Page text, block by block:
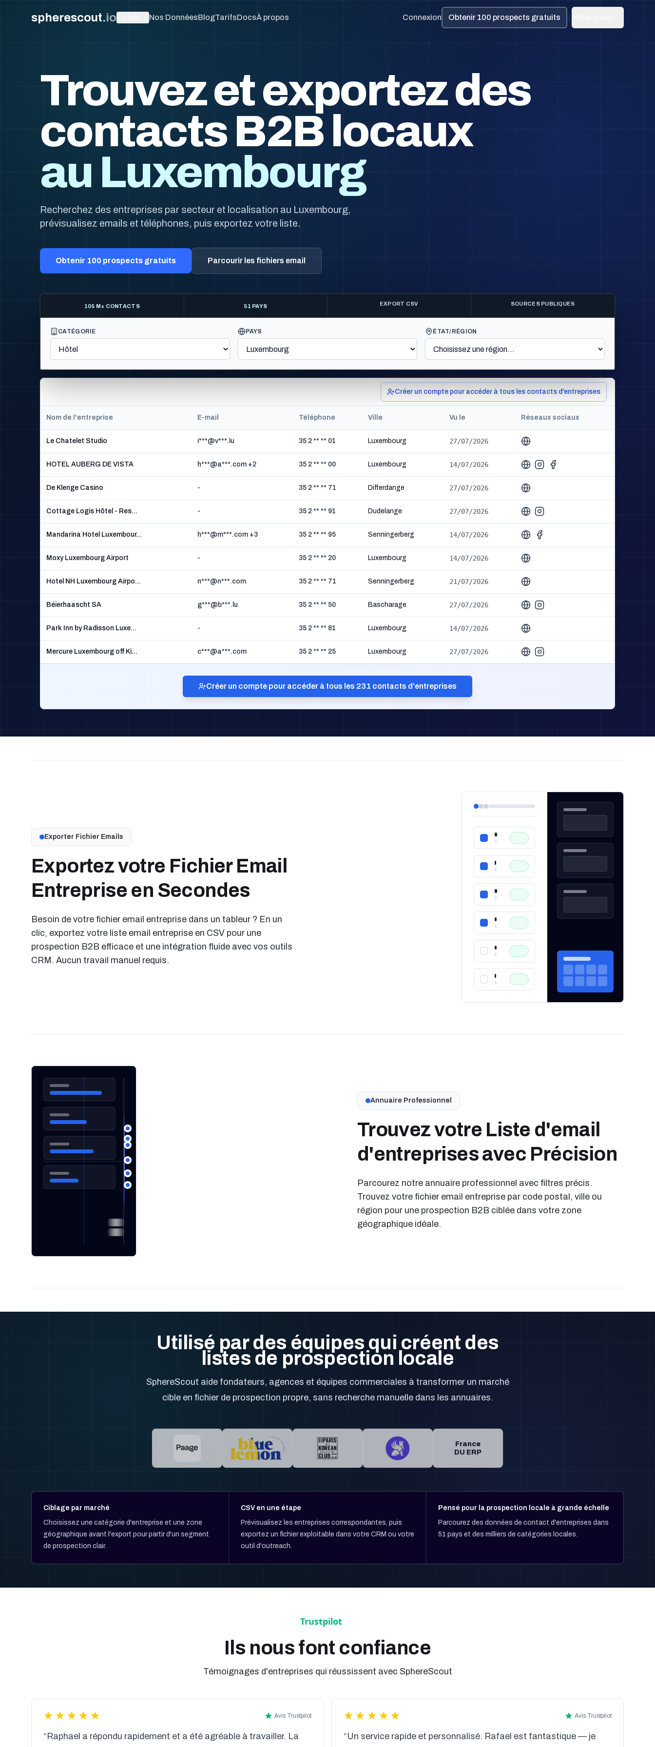
spherescout.io Nos DonnéesBlogTarifsDocsÀ propos Connexion Obtenir 100 prospects gratuits
Trouvez et exportez des
contacts B2B locaux
au Luxembourg
Recherchez des entreprises par secteur et localisation au Luxembourg,
prévisualisez emails et téléphones, puis exportez votre liste.
Obtenir 100 prospects gratuits Parcourir les fichiers email
105 M+ CONTACTS 51 PAYS EXPORT CSV SOURCES PUBLIQUES
CATÉGORIE PAYS ÉTAT/RÉGION
Créer un compte pour accéder à tous les contacts d'entreprises
Nom de l'entreprise E-mail Téléphone Ville Vu le Réseaux sociaux
Le Chatelet Studio i***@v***.lu 35 2 ** ** 01 Luxembourg 27/07/2026
HOTEL AUBERG DE VISTA h***@a***.com +2 35 2 ** ** 00 Luxembourg 14/07/2026
De Klenge Casino - 35 2 ** ** 71 Differdange 27/07/2026
Cottage Logis Hôtel - Res... - 35 2 ** ** 91 Dudelange 27/07/2026
Mandarina Hotel Luxembour... h***@m***.com +3 35 2 ** ** 95 Senningerberg 14/07/2026
Moxy Luxembourg Airport - 35 2 ** ** 20 Luxembourg 14/07/2026
Hotel NH Luxembourg Airpo... n***@n***.com 35 2 ** ** 71 Senningerberg 21/07/2026
Béierhaascht SA g***@b***.lu 35 2 ** ** 50 Bascharage 27/07/2026
Park Inn by Radisson Luxe... - 35 2 ** ** 81 Luxembourg 14/07/2026
Mercure Luxembourg off Ki... c***@a***.com 35 2 ** ** 25 Luxembourg 27/07/2026
Créer un compte pour accéder à tous les 231 contacts d'entreprises
Exporter Fichier Emails
Exportez votre Fichier Email
Entreprise en Secondes
Besoin de votre fichier email entreprise dans un tableur ? En un
clic, exportez votre liste email entreprise en CSV pour une
prospection B2B efficace et une intégration fluide avec vos outils
CRM. Aucun travail manuel requis.
Annuaire Professionnel
Trouvez votre Liste d'email
d'entreprises avec Précision
Parcourez notre annuaire professionnel avec filtres précis.
Trouvez votre fichier email entreprise par code postal, ville ou
région pour une prospection B2B ciblée dans votre zone
géographique idéale.
Utilisé par des équipes qui créent des
listes de prospection locale
SphereScout aide fondateurs, agences et équipes commerciales à transformer un marché
cible en fichier de prospection propre, sans recherche manuelle dans les annuaires.
France
DU ERP
Ciblage par marché
Choisissez une catégorie d'entreprise et une zone
géographique avant l'export pour partir d'un segment
de prospection clair.
CSV en une étape
Prévisualisez les entreprises correspondantes, puis
exportez un fichier exploitable dans votre CRM ou votre
outil d'outreach.
Pensé pour la prospection locale à grande échelle
Parcourez des données de contact d'entreprises dans
51 pays et des milliers de catégories locales.
Ils nous font confiance
Témoignages d'entreprises qui réussissent avec SphereScout
Avis Trustpilot
“Raphael a répondu rapidement et a été agréable à travailler. La
Avis Trustpilot
“Un service rapide et personnalisé. Rafael est fantastique — je